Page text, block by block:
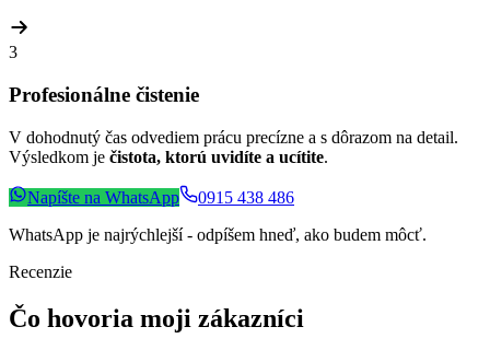
3
Profesionálne čistenie
V dohodnutý čas odvediem prácu precízne a s dôrazom na detail.
Výsledkom je čistota, ktorú uvidíte a ucítite.
Napíšte na WhatsApp
0915 438 486
WhatsApp je najrýchlejší - odpíšem hneď, ako budem môcť.
Recenzie
Čo hovoria moji zákazníci